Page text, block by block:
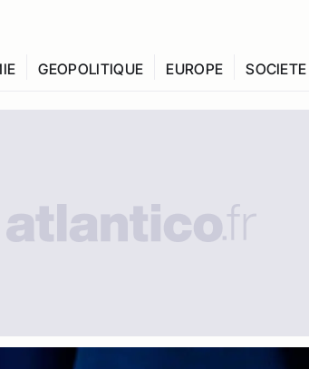
GEOPOLITIQUE EUROPE SOCIETE